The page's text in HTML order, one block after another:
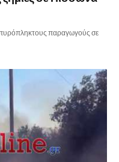
παραγωγούς σε